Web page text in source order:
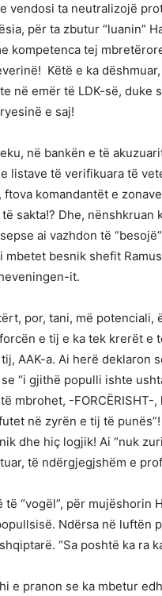
vendosi ta neutralizojë
për ta zbutur “luanin”
kompetenca tej
Këtë e ka
në emër të LDK-së,
e saj!
në bankën e të
listave të verifikuara të
komandantët e
sakta!? Dhe, nënshkruan
ai vazhdon të
mbetet besnik shefit
it.
por, tani, më potenciali,
e tij e ka tek krerët e
AAK-a. Ai herë deklaron
“i gjithë populli ishte
mbrohet, -
në zyrën e tij të
dhe hiç logjik! Ai “nuk
të ndërgjegjshëm e
të “vogël”, për mujëshorin
Ndërsa në luftën
“Sa poshtë ka ra
e pranon se ka mbetur